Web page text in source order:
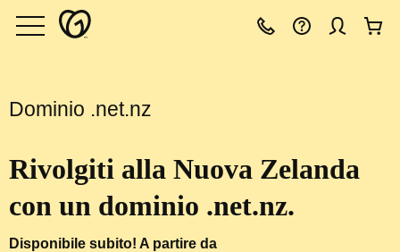
Dominio .net.nz
Rivolgiti alla Nuova Zelanda
con un dominio .net.nz.
Disponibile subito! A partire da